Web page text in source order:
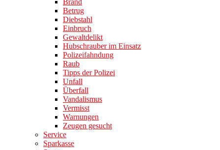
Brand
Betrug
Diebstahl
Einbruch
Gewaltdelikt
Hubschrauber im Einsatz
Polizeifahndung
Raub
Tipps der Polizei
Unfall
Überfall
Vandalismus
Vermisst
Warnungen
Zeugen gesucht
Service
Sparkasse